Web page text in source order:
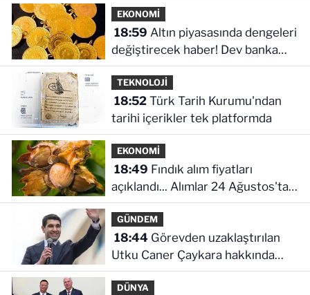
EKONOMİ
18:59
değiştirecek haber! Dev banka
dikkat çeken senaryoyu paylaştı
TEKNOLOJİ
18:52Türk Tarih Kurumu'ndan
tarihi içerikler tek platformda
EKONOMİ
18:49
açıklandı... Alımlar 24 Ağustos'ta
başlıyor
GÜNDEM
18:44Görevden uzaklaştırılan
Utku Caner Çaykara hakkında
tahliye kararı
DÜNYA